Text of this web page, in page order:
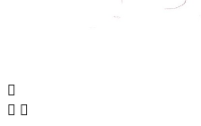

 